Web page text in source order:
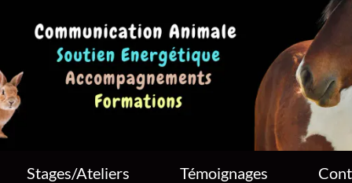
Contact Boutique